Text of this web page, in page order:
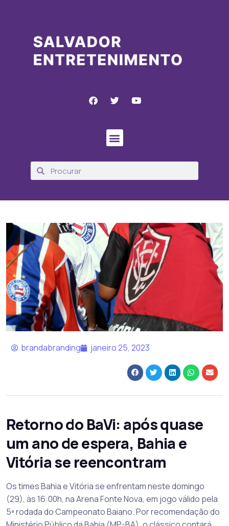
brandabranding janeiro 25, 2023
Retorno do BaVi: após quase
um ano de espera, Bahia e
Vitória se reencontram
Os times Bahia e Vitória se enfrentam neste domingo
(29), às 16:00h, na Arena Fonte Nova, em jogo válido pela
5ª rodada do Campeonato Baiano. Por recomendação do